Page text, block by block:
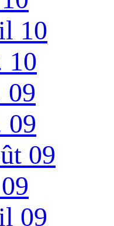
10
10
09
09
09
09